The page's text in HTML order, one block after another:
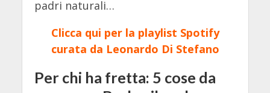
padri naturali…
Clicca qui per la playlist Spotify
curata da Leonardo Di Stefano
Per chi ha fretta: 5 cose da